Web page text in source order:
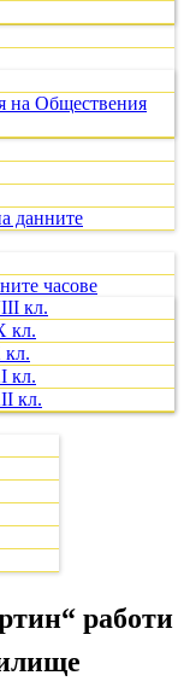
на Обществения
данните
часове
кл.
кл.
кл.
кл.
кл.
работи